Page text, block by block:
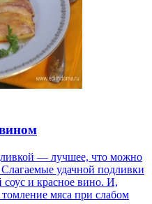
— лучшее, что можно
удачной подливки
и красное вино. И,
мяса при слабом